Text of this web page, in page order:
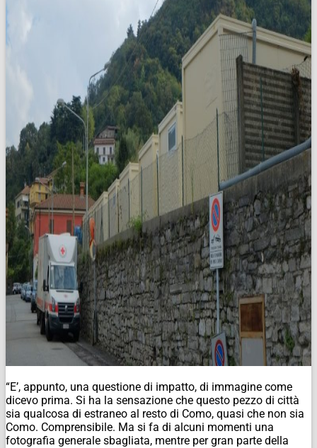
“E’, appunto, una questione di impatto, di immagine come
dicevo prima. Si ha la sensazione che questo pezzo di città
sia qualcosa di estraneo al resto di Como, quasi che non sia
Como. Comprensibile. Ma si fa di alcuni momenti una
fotografia generale sbagliata, mentre per gran parte della